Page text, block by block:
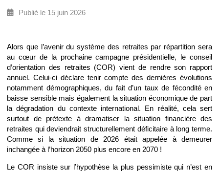
Publié le 15 juin 2026
Alors que l’avenir du système des retraites par répartition sera
au cœur de la prochaine campagne présidentielle, le conseil
d’orientation des retraites (COR) vient de rendre son rapport
annuel. Celui-ci déclare tenir compte des dernières évolutions
notamment démographiques, du fait d’un taux de fécondité en
baisse sensible mais également la situation économique de part
la dégradation du contexte international. En réalité, cela sert
surtout de prétexte à dramatiser la situation financière des
retraites qui deviendrait structurellement déficitaire à long terme.
Comme si la situation de 2026 était appelée à demeurer
inchangée à l’horizon 2050 plus encore en 2070 !
Le COR insiste sur l’hypothèse la plus pessimiste qui n’est en